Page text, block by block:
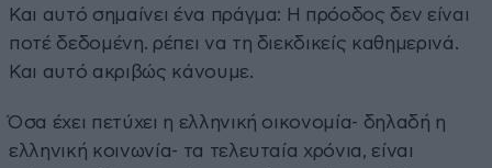
Και αυτό σημαίνει ένα πράγμα: Η πρόοδος δεν είναι
ποτέ δεδομένη. ρέπει να τη διεκδικείς καθημερινά.
Και αυτό ακριβώς κάνουμε.
Όσα έχει πετύχει η ελληνική οικονομία- δηλαδή η
ελληνική κοινωνία- τα τελευταία χρόνια, είναι